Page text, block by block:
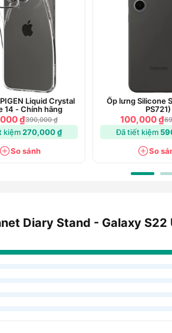
thích với các bộ sạc không dây, cho
mà không cần tháo ốp.
Diary Stand?
lý tưởng cho những ai yêu thích sự tiện lợi
bỉ và nhiều tính năng hữu ích, sản phẩm
cách của bạn.
cùng bạn, bảo vệ chiếc Galaxy S22
Liquid Crystal
14 - Chính hãng
₫390,000 ₫
kiệm270,000 ₫
So sánh
Ốp lưng Silicone
PS721)
100,000 ₫
Đã tiết kiệm
So
Diary Stand - Galaxy S22